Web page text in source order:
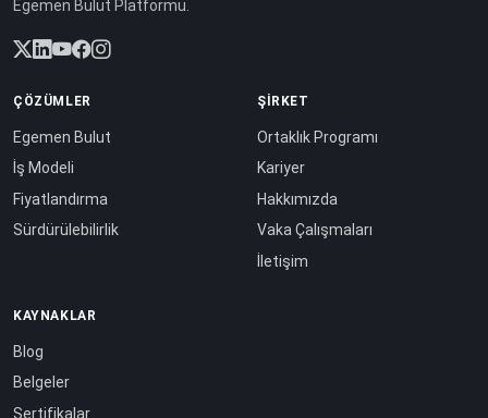
Egemen Bulut Platformu.
ÇÖZÜMLER
Egemen Bulut
İş Modeli
Fiyatlandırma
Sürdürülebilirlik
ŞIRKET
Ortaklık Programı
Kariyer
Hakkımızda
Vaka Çalışmaları
İletişim
KAYNAKLAR
Blog
Belgeler
Sertifikalar